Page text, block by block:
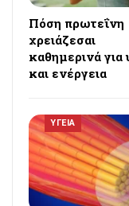
Πόση πρωτεΐνη
χρειάζεσαι
καθημερινά για
και ενέργεια
ΥΓΕΙΑ